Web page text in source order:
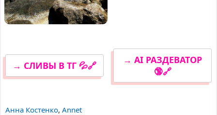
→ СЛИВЫ В ТГ 💦🔗
→ AI РАЗДЕВАТОР
🔞🔗
Анна Костенко, Annet